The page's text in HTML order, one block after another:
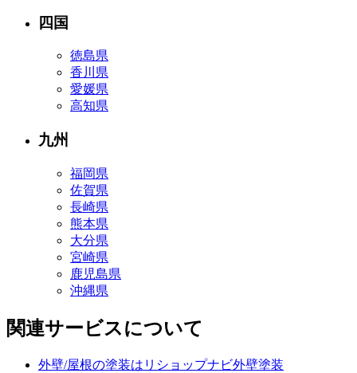
四国
徳島県
香川県
愛媛県
高知県
九州
福岡県
佐賀県
長崎県
熊本県
大分県
宮崎県
鹿児島県
沖縄県
関連サービスについて
外壁/屋根の塗装はリショップナビ外壁塗装